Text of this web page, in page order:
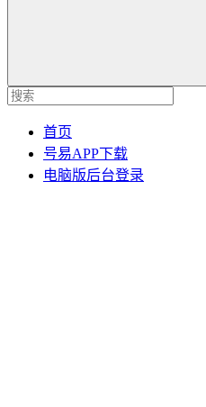
首页
号易APP下载
电脑版后台登录